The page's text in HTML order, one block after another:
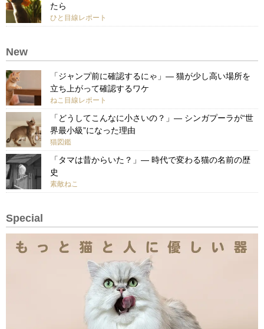
たら
ひと目線レポート
New
「ジャンプ前に確認するにゃ」— 猫が少し高い場所を
立ち上がって確認するワケ
ねこ目線レポート
「どうしてこんなに小さいの？」— シンガプーラが“世
界最小級”になった理由
猫図鑑
「タマは昔からいた？」— 時代で変わる猫の名前の歴
史
素敵ねこ
Special